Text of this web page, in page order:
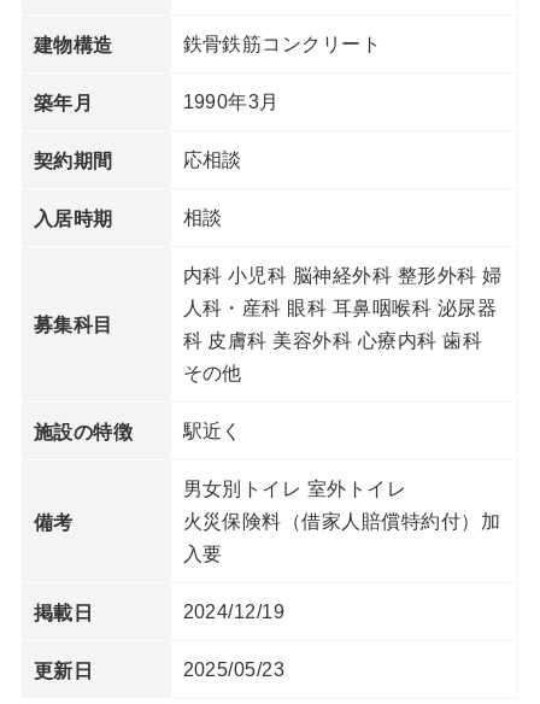
建物構造 鉄骨鉄筋コンクリート
築年月 1990年3⽉
契約期間 応相談
入居時期 相談
募集科目
内科 小児科 脳神経外科 整形外科 婦
人科・産科 眼科 耳鼻咽喉科 泌尿器
科 皮膚科 美容外科 心療内科 歯科
その他
施設の特徴 駅近く
備考
男⼥別トイレ 室外トイレ
⽕災保険料（借家⼈賠償特約付）加
⼊要
掲載日 2024/12/19
更新日 2025/05/23